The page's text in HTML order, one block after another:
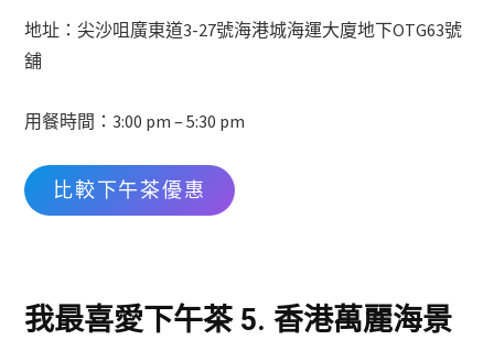
地址：尖沙咀廣東道3-27號海港城海運大廈地下OTG63號
舖
用餐時間：3:00 pm – 5:30 pm
比較下午茶優惠
我最喜愛下午茶 5. 香港萬麗海景